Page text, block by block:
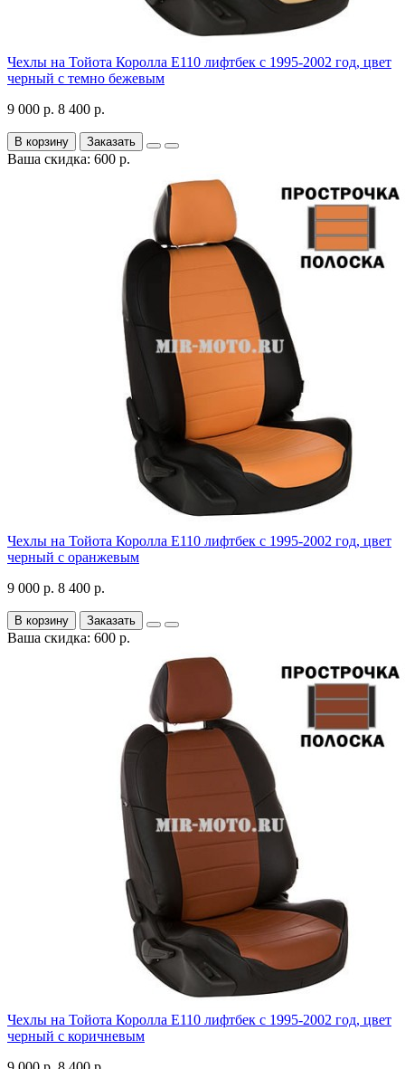
Чехлы на Тойота Королла Е110 лифтбек с 1995-2002 год, цвет
черный с темно бежевым
9 000 р. 8 400 р.
В корзину Заказать
Ваша скидка: 600 р.
Чехлы на Тойота Королла Е110 лифтбек с 1995-2002 год, цвет
черный с оранжевым
9 000 р. 8 400 р.
В корзину Заказать
Ваша скидка: 600 р.
Чехлы на Тойота Королла Е110 лифтбек с 1995-2002 год, цвет
черный с коричневым